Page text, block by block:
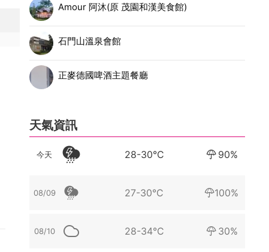
Amour 阿沐(原 茂園和漢美食館)
石門山溫泉會館
正麥德國啤酒主題餐廳
天氣資訊
今天 28-30°C 90%
08/09 27-30°C 100%
08/10 28-34°C 30%